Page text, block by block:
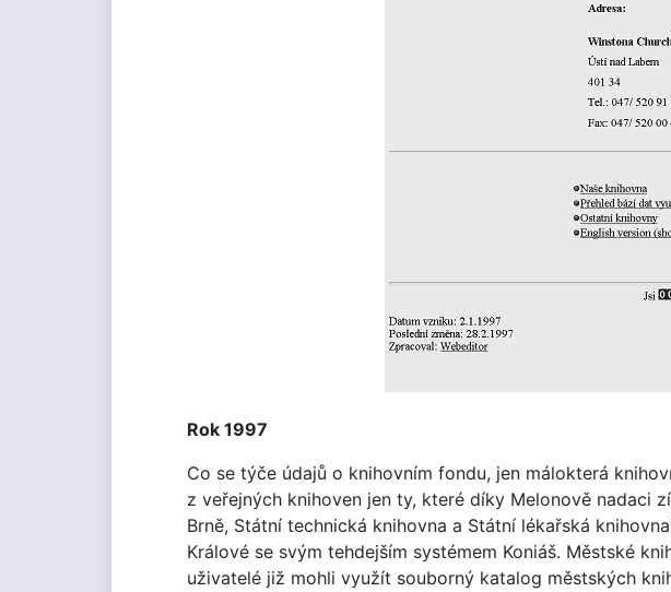
Rok 1997
Co se týče údajů o knihovním fondu, jen málokterá
z veřejných knihoven jen ty, které díky Melonově nadaci
Brně, Státní technická knihovna a Státní lékařská
Králové se svým tehdejším systémem Koniáš. Městské
uživatelé již mohli využít souborný katalog městských